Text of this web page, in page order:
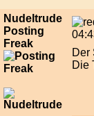
Nudeltrude
Posting
Freak
Der
Die